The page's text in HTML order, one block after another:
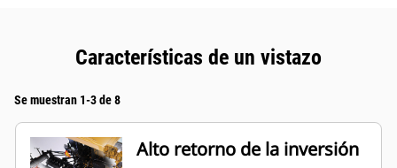
Características de un vistazo
Se muestran 1-3 de 8
Alto retorno de la inversión